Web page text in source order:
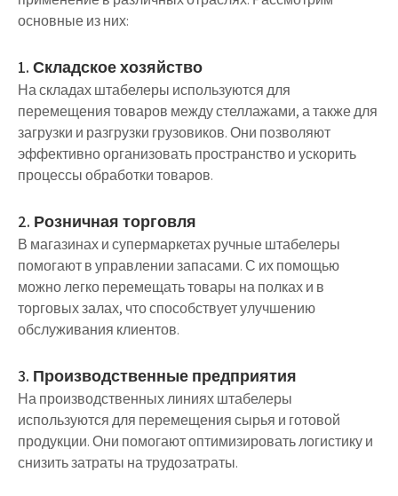
основные из них:
1. Складское хозяйство
На складах штабелеры используются для
перемещения товаров между стеллажами, а также для
загрузки и разгрузки грузовиков. Они позволяют
эффективно организовать пространство и ускорить
процессы обработки товаров.
2. Розничная торговля
В магазинах и супермаркетах ручные штабелеры
помогают в управлении запасами. С их помощью
можно легко перемещать товары на полках и в
торговых залах, что способствует улучшению
обслуживания клиентов.
3. Производственные предприятия
На производственных линиях штабелеры
используются для перемещения сырья и готовой
продукции. Они помогают оптимизировать логистику и
снизить затраты на трудозатраты.